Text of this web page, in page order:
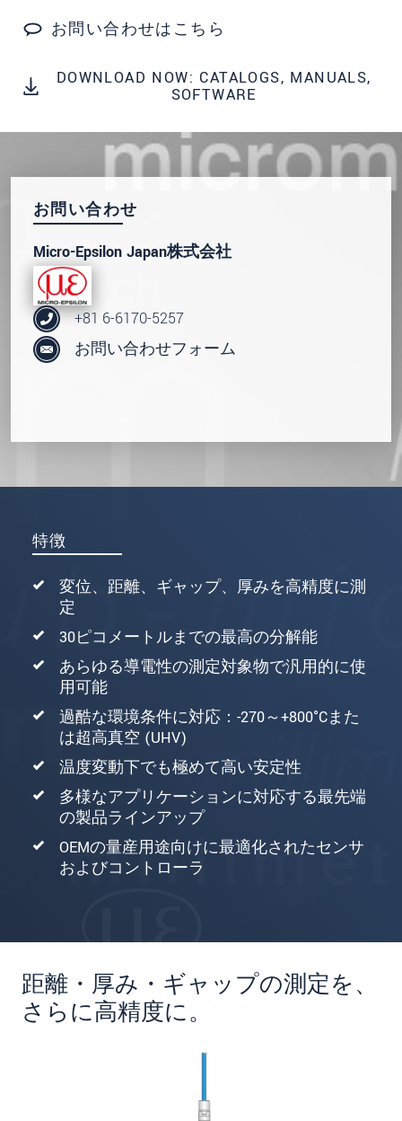
お問い合わせはこちら
DOWNLOAD NOW: CATALOGS, MANUALS,
SOFTWARE
特徴
変位、距離、ギャップ、厚みを高精度に測
定
30ピコメートルまでの最高の分解能
あらゆる導電性の測定対象物で汎用的に使
用可能
過酷な環境条件に対応：-270～+800°Cまた
は超高真空 (UHV)
温度変動下でも極めて高い安定性
多様なアプリケーションに対応する最先端
の製品ラインアップ
OEMの量産用途向けに最適化されたセンサ
およびコントローラ
お問い合わせ
Micro-Epsilon Japan株式会社
+81 6-6170-5257
お問い合わせフォーム
距離・厚み・ギャップの測定を、
さらに高精度に。